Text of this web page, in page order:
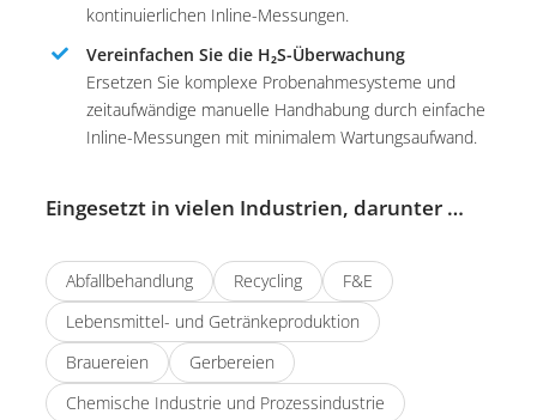
kontinuierlichen Inline-Messungen.
Vereinfachen Sie die H₂S-Überwachung
Ersetzen Sie komplexe Probenahmesysteme und
zeitaufwändige manuelle Handhabung durch einfache
Inline-Messungen mit minimalem Wartungsaufwand.
Eingesetzt in vielen Industrien, darunter …
Abfallbehandlung Recycling
F&E
Lebensmittel- und Getränkeproduktion
Brauereien
Gerbereien
Chemische Industrie und Prozessindustrie